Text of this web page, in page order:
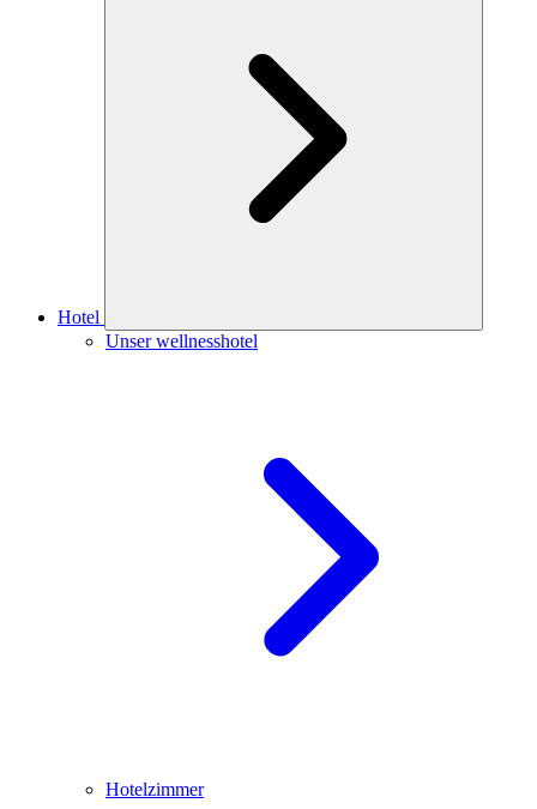
Hotel
Unser wellnesshotel
Hotelzimmer